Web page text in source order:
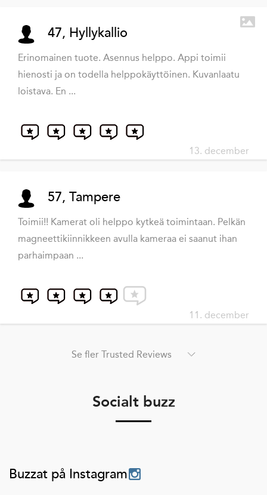
47, Hyllykallio
Erinomainen tuote. Asennus helppo. Appi toimii
hienosti ja on todella helppokäyttöinen. Kuvanlaatu
loistava. En ...
13. december
57, Tampere
Toimii!! Kamerat oli helppo kytkeä toimintaan. Pelkän
magneettikiinnikkeen avulla kameraa ei saanut ihan
parhaimpaan ...
11. december
Se fler Trusted Reviews
Socialt buzz
Buzzat på Instagram